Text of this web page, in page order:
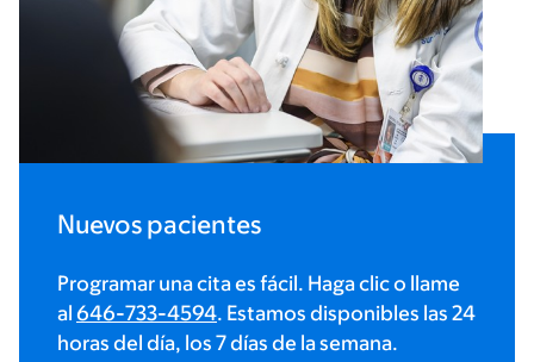
Nuevos pacientes
Programar una cita es fácil. Haga clic o llame
al 646-733-4594. Estamos disponibles las 24
horas del día, los 7 días de la semana.